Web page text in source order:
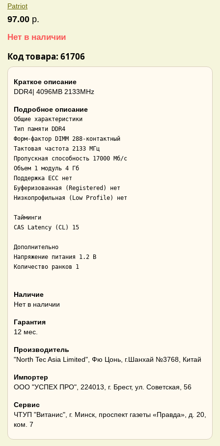
Patriot
97.00 р.
Нет в наличии
Код товара: 61706
Краткое описание
DDR4| 4096MB 2133MHz
Подробное описание
Общие характеристики
Тип памяти DDR4
Форм-фактор DIMM 288-контактный
Тактовая частота 2133 МГц
Пропускная способность 17000 Мб/с
Объем 1 модуль 4 Гб
Поддержка ECC нет
Буферизованная (Registered) нет
Низкопрофильная (Low Profile) нет
Тайминги
CAS Latency (CL) 15
Дополнительно
Напряжение питания 1.2 В
Количество ранков 1
Наличие
Нет в наличии
Гарантия
12 мес.
Производитель
"North Tec Asia Limited", Фю Цонь, г.Шанхай №3768, Китай
Импортер
ООО "УСПЕХ ПРО", 224013, г. Брест, ул. Советская, 56
Сервис
ЧТУП "Витанис", г. Минск, проспект газеты «Правда», д. 20,
ком. 7